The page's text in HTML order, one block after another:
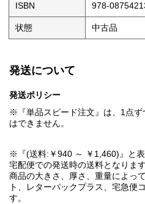
ISBN 978-
状態 中古品
発送について
発送ポリシー
※『単品スピード注文』は、1点
はできません。
※『(送料:￥940 ～ ￥1,460)』と表
宅配便での発送時の送料となります
商品の大きさ、厚さ、重量によっ
ト、レターパックプラス、宅急便
す。